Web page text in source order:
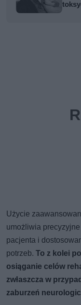
Użycie
umożliwia
pacjenta i
potrzeb.To z kolei
osiąganie celów
zwłaszcza w
zaburzeń